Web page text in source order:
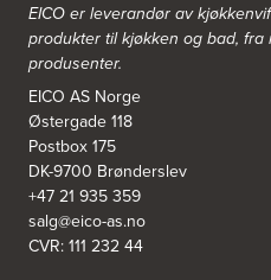
Bergen Kjøkkensenter A/
Hellevegen 228
5039 Bergen
Tel.:55-395060
Bjerkreim Trelast AS
Nesjane 7, Vikeså
4389 Vikeså
Tel.:51-454050
http://www.drommekjokken.no
EICO er leverandør av
produkter til kjøkken og bad,
produsenter.
EICO AS Norge
Østergade 118
Postbox 175
DK-9700 Brønderslev
+47 21 935 359
salg@eico-as.no
CVR: 111 232 44